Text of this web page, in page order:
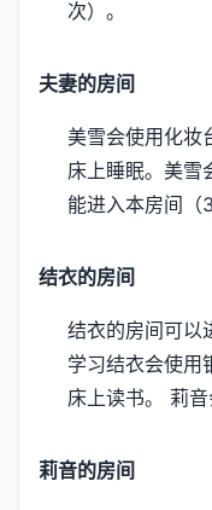
次）。
夫妻的房间
美雪会使用化妆
床上睡眠。 美雪
能进入本房间（
结衣的房间
结衣的房间可以
学习结衣会使用
床上读书。
莉音
莉音的房间